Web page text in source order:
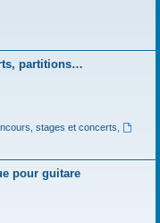
partitions…
stages et concerts
pour guitare